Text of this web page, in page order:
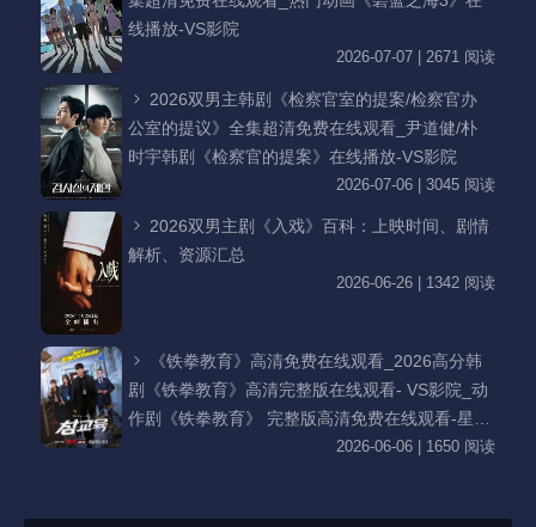
线播放-VS影院
2026-07-07 | 2671 阅读
2026双男主韩剧《检察官室的提案/检察官办
公室的提议》全集超清免费在线观看_尹道健/朴
时宇韩剧《检察官的提案》在线播放-VS影院
2026-07-06 | 3045 阅读
2026双男主剧《入戏》百科：上映时间、剧情
解析、资源汇总
2026-06-26 | 1342 阅读
《铁拳教育》高清免费在线观看_2026高分韩
剧《铁拳教育》高清完整版在线观看- VS影院_动
作剧《铁拳教育》 完整版高清免费在线观看-星空
影院李星民主演《铁拳教育》无广告_VS影视
2026-06-06 | 1650 阅读